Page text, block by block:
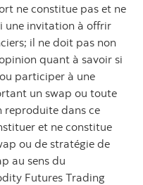
ne constitue pas et ne
une invitation à offrir
il ne doit pas non
quant à savoir si
participer à une
un swap ou toute
reproduite dans ce
et ne constitue
ou de stratégie de
au sens du
Futures Trading